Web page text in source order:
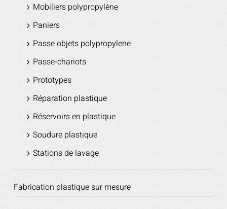
Mobiliers polypropylène
Paniers
Passe objets polypropylene
Passe-chariots
Prototypes
Réparation plastique
Réservoirs en plastique
Soudure plastique
Stations de lavage
Fabrication plastique sur mesure